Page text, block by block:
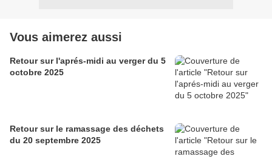
Vous aimerez aussi
Retour sur l'aprés-midi au verger du 5
octobre 2025
Retour sur le ramassage des déchets
du 20 septembre 2025